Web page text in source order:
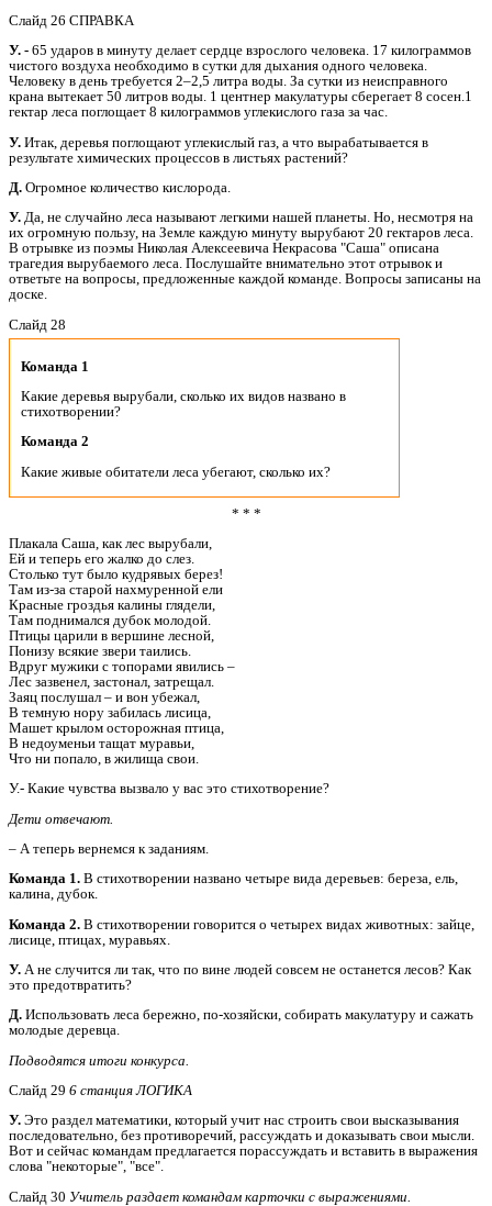
Слайд 26 СПРАВКА
У. - 65 ударов в минуту делает сердце взрослого человека. 17 килограммов
чистого воздуха необходимо в сутки для дыхания одного человека.
Человеку в день требуется 2–2,5 литра воды. За сутки из неисправного
крана вытекает 50 литров воды. 1 центнер макулатуры сберегает 8 сосен.1
гектар леса поглощает 8 килограммов углекислого газа за час.
У. Итак, деревья поглощают углекислый газ, а что вырабатывается в
результате химических процессов в листьях растений?
Д. Огромное количество кислорода.
У. Да, не случайно леса называют легкими нашей планеты. Но, несмотря на
их огромную пользу, на Земле каждую минуту вырубают 20 гектаров леса.
В отрывке из поэмы Николая Алексеевича Некрасова "Саша" описана
трагедия вырубаемого леса. Послушайте внимательно этот отрывок и
ответьте на вопросы, предложенные каждой команде. Вопросы записаны на
доске.
Слайд 28
Команда 1
Какие деревья вырубали, сколько их видов названо в
стихотворении?
Команда 2
Какие живые обитатели леса убегают, сколько их?
* * *
Плакала Саша, как лес вырубали,
Ей и теперь его жалко до слез.
Столько тут было кудрявых берез!
Там из-за старой нахмуренной ели
Красные гроздья калины глядели,
Там поднимался дубок молодой.
Птицы царили в вершине лесной,
Понизу всякие звери таились.
Вдруг мужики с топорами явились –
Лес зазвенел, застонал, затрещал.
Заяц послушал – и вон убежал,
В темную нору забилась лисица,
Машет крылом осторожная птица,
В недоуменьи тащат муравьи,
Что ни попало, в жилища свои.
У.- Какие чувства вызвало у вас это стихотворение?
Дети отвечают.
– А теперь вернемся к заданиям.
Команда 1. В стихотворении названо четыре вида деревьев: береза, ель,
калина, дубок.
Команда 2. В стихотворении говорится о четырех видах животных: зайце,
лисице, птицах, муравьях.
У. А не случится ли так, что по вине людей совсем не останется лесов? Как
это предотвратить?
Д. Использовать леса бережно, по-хозяйски, собирать макулатуру и сажать
молодые деревца.
Подводятся итоги конкурса.
Слайд 29 6 станция ЛОГИКА
У. Это раздел математики, который учит нас строить свои высказывания
последовательно, без противоречий, рассуждать и доказывать свои мысли.
Вот и сейчас командам предлагается порассуждать и вставить в выражения
слова "некоторые", "все".
Слайд 30 Учитель раздает командам карточки с выражениями.